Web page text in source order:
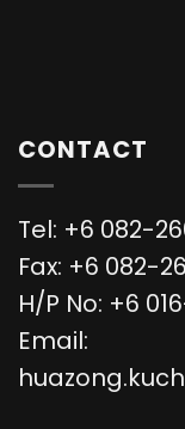
CONTACT
Tel: +6 082-
Fax: +6 082-
H/P No: +6
Email: